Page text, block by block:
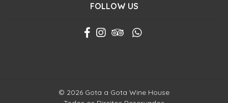
FOLLOW US
© 2026 Gota a Gota Wine House